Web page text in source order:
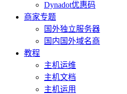
Dynadot优惠码
商家专题
国外独立服务器
国内国外域名商
教程
主机运维
主机文档
主机运用